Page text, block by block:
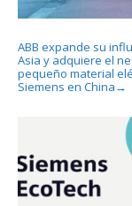
ABB expande su
Asia y adquiere el
pequeño material
Siemens en China →